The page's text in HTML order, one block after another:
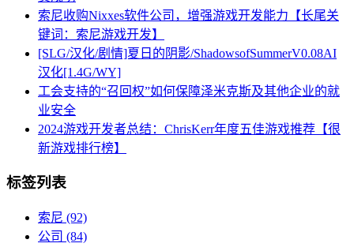
索尼收购Nixxes软件公司，增强游戏开发能力【长尾关
键词：索尼游戏开发】
[SLG/汉化/剧情]夏日的阴影/ShadowsofSummerV0.08AI
汉化[1.4G/WY]
工会支持的“召回权”如何保障泽米克斯及其他企业的就
业安全
2024游戏开发者总结：ChrisKerr年度五佳游戏推荐【很
新游戏排行榜】
标签列表
索尼 (92)
公司 (84)